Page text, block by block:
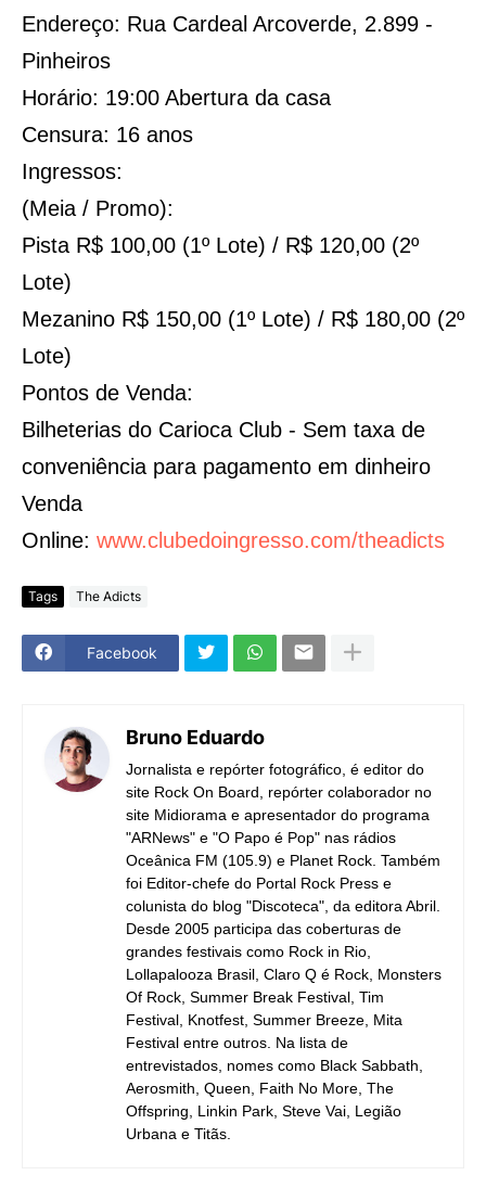
Endereço: Rua Cardeal Arcoverde, 2.899 -
Pinheiros
Horário: 19:00 Abertura da casa
Censura: 16 anos
Ingressos:
(Meia / Promo):
Pista R$ 100,00 (1º Lote) / R$ 120,00 (2º
Lote)
Mezanino R$ 150,00 (1º Lote) / R$ 180,00 (2º
Lote)
Pontos de Venda:
Bilheterias do Carioca Club - Sem taxa de
conveniência para pagamento em dinheiro
Venda
Online: www.clubedoingresso.com/theadicts
Tags The Adicts
Facebook
Bruno Eduardo
Jornalista e repórter fotográfico, é editor do
site Rock On Board, repórter colaborador no
site Midiorama e apresentador do programa
"ARNews" e "O Papo é Pop" nas rádios
Oceânica FM (105.9) e Planet Rock. Também
foi Editor-chefe do Portal Rock Press e
colunista do blog "Discoteca", da editora Abril.
Desde 2005 participa das coberturas de
grandes festivais como Rock in Rio,
Lollapalooza Brasil, Claro Q é Rock, Monsters
Of Rock, Summer Break Festival, Tim
Festival, Knotfest, Summer Breeze, Mita
Festival entre outros. Na lista de
entrevistados, nomes como Black Sabbath,
Aerosmith, Queen, Faith No More, The
Offspring, Linkin Park, Steve Vai, Legião
Urbana e Titãs.